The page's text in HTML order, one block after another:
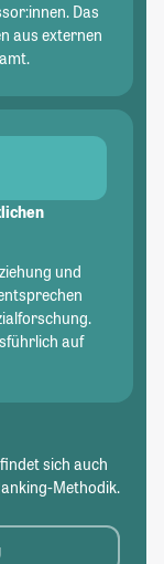
Das
aus externen
und
auf
sich auch
Methodik.